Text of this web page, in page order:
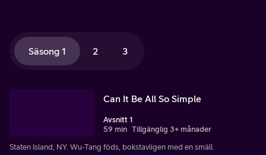
Säsong 1 2 3
Can It Be All So Simple
Avsnitt 1
59 min Tillgänglig 3+ månader
Staten Island, NY. Wu-Tang föds, bokstavligen med en smäll.